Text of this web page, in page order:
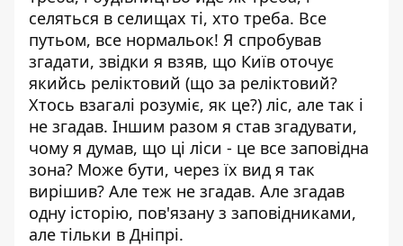
селяться в селищах ті, хто треба. Все
путьом, все нормальок! Я спробував
згадати, звідки я взяв, що Київ оточує
якийсь реліктовий (що за реліктовий?
Хтось взагалі розуміє, як це?) ліс, але так і
не згадав. Іншим разом я став згадувати,
чому я думав, що ці ліси - це все заповідна
зона? Може бути, через їх вид я так
вирішив? Але теж не згадав. Але згадав
одну історію, пов'язану з заповідниками,
але тільки в Дніпрі.